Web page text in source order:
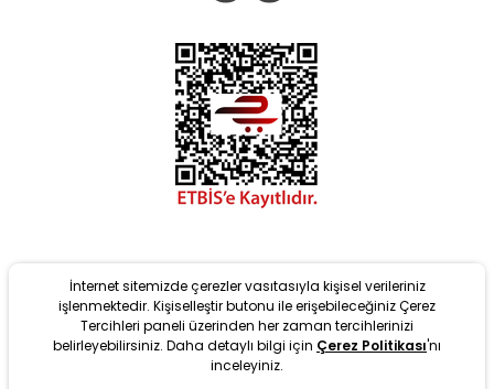
Yeni
tarafından T-Soft Altyapısıyla geliştirilmiştir. #OD 2022 Copyright
İnternet sitemizde çerezler vasıtasıyla kişisel verileriniz
işlenmektedir. Kişiselleştir butonu ile erişebileceğiniz Çerez
Tercihleri paneli üzerinden her zaman tercihlerinizi
belirleyebilirsiniz. Daha detaylı bilgi için Çerez Politikası'nı
inceleyiniz.